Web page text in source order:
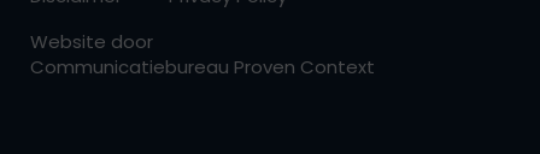
Website door
Communicatiebureau Proven Context